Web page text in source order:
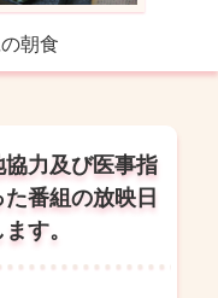
朝食
力及び医事指
番組の放映日
す。